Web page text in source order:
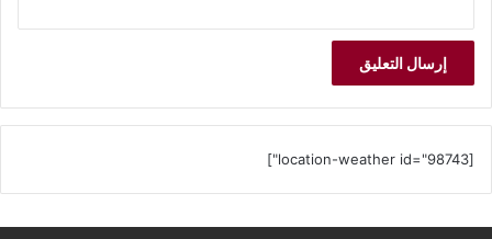
[location-weather id="98743"]